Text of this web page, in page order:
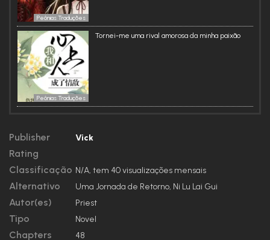
Peônias Traduções
Peônias Traduções
Tornei-me uma rival amorosa da minha paixão
Publisher Vick
Rating
Classificação N/A, tem 40 visualizações mensais
Alternativo Uma Jornada de Retorno, Ni Lu Lai Gui
Autor(es) Priest
Tipo Novel
Chapters 48